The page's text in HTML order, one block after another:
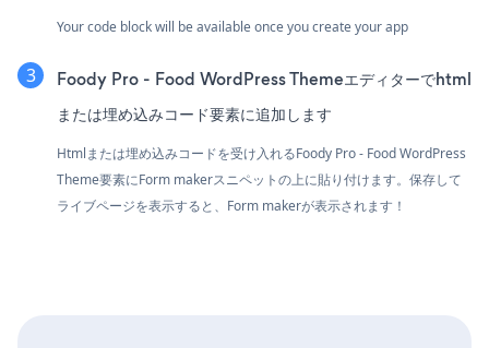
Your code block will be available once you create your app
Foody Pro - Food WordPress Themeエディターでhtml
または埋め込みコード要素に追加します
Htmlまたは埋め込みコードを受け入れるFoody Pro - Food WordPress
Theme要素にForm makerスニペットの上に貼り付けます。保存して
ライブページを表示すると、Form makerが表示されます！